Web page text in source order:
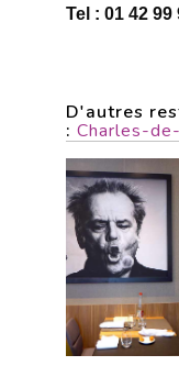
Tel : 01 42 99
D'autres
: Charles-